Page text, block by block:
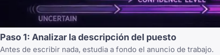
Paso 1: Analizar la descripción del puesto
Antes de escribir nada, estudia a fondo el anuncio de trabajo.